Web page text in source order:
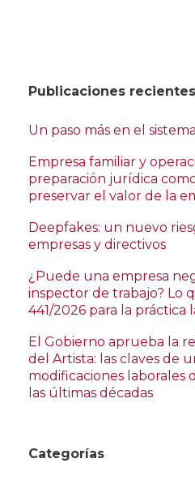
Publicaciones recientes
Un paso más en el
Empresa familiar y
preparación jurídica
preservar el valor de la
Deepfakes: un nuevo
empresas y directivos
¿Puede una empresa
inspector de trabajo? Lo
441/2026 para la práctica
El Gobierno aprueba la
del Artista: las claves de
modificaciones
las últimas décadas
Categorías